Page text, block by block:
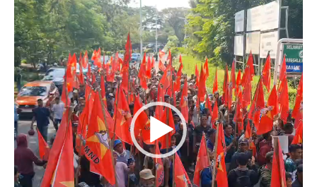
e
m
u
t
a
r
V
i
d
e
o